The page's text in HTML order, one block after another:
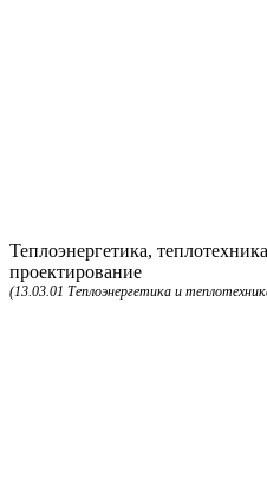
Теплоэнергетика,
проектирование
(13.03.01 Теплоэнергетика и